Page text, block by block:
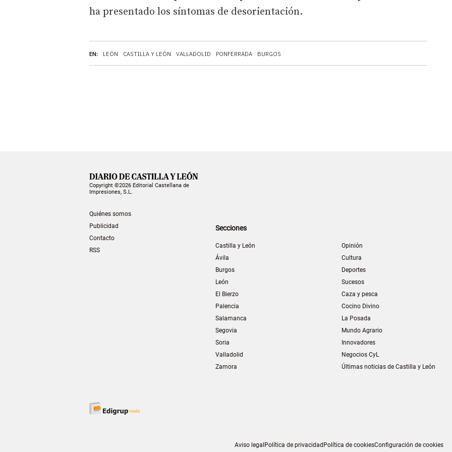
EN: LEÓN CASTILLA Y LEÓN VALLADOLID PONFERRADA BURGOS
ha presentado los síntomas de desorientación.
Copyright ©2026 Editorial Castellana de
Impresiones, S.L.
Quiénes somos
Publicidad
Contacto
RSS
Secciones
Castilla y León
Ávila
Burgos
León
El Bierzo
Palencia
Salamanca
Segovia
Soria
Valladolid
Zamora
Opinión
Cultura
Deportes
Sucesos
Caza y pesca
Cocino Divino
La Posada
Mundo Agrario
Innovadores
Negocios CyL
Últimas noticias de Castilla y León
Aviso legal Política de privacidad Política de cookiesConfiguración de cookies